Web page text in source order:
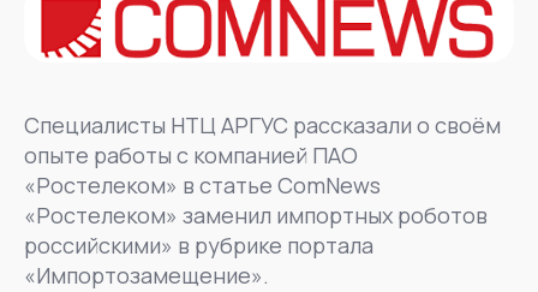
Специалисты НТЦ АРГУС рассказали о своём
опыте работы с компанией ПАО
«Ростелеком» в статье ComNews
«Ростелеком» заменил импортных роботов
российскими» в рубрике портала
«Импортозамещение».